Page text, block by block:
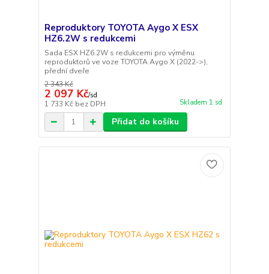
Reproduktory TOYOTA Aygo X ESX
HZ6.2W s redukcemi
Sada ESX HZ6.2W s redukcemi pro výměnu
reproduktorů ve voze TOYOTA Aygo X (2022->),
přední dveře
2 343 Kč
2 097 Kč/sd
1 733 Kč bez DPH Skladem 1 sd
Přidat do košíku